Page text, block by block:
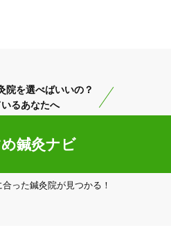
」
院を選べばいいの？
いるあなたへ
鍼灸ナビ
った鍼灸院が見つかる！